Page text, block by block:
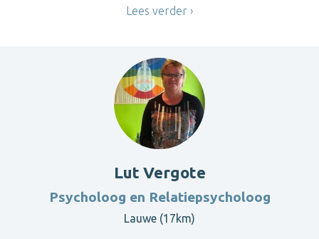
Lees verder
Lut Vergote
Psycholoog en Relatiepsycholoog
Lauwe (17km)